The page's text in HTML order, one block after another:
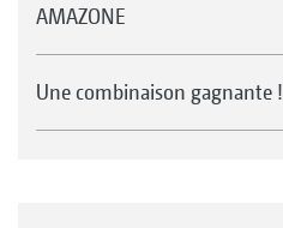
AMAZONE
Une combinaison gagnante !